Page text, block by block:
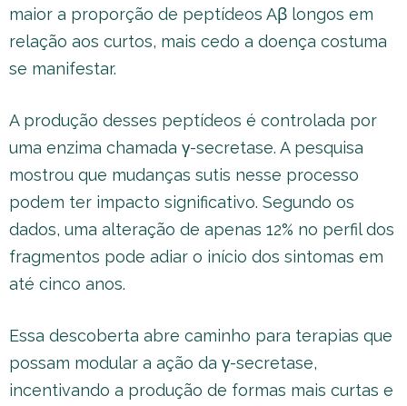
maior a proporção de peptídeos Aβ longos em
relação aos curtos, mais cedo a doença costuma
se manifestar.
A produção desses peptídeos é controlada por
uma enzima chamada γ-secretase. A pesquisa
mostrou que mudanças sutis nesse processo
podem ter impacto significativo. Segundo os
dados, uma alteração de apenas 12% no perfil dos
fragmentos pode adiar o início dos sintomas em
até cinco anos.
Essa descoberta abre caminho para terapias que
possam modular a ação da γ-secretase,
incentivando a produção de formas mais curtas e